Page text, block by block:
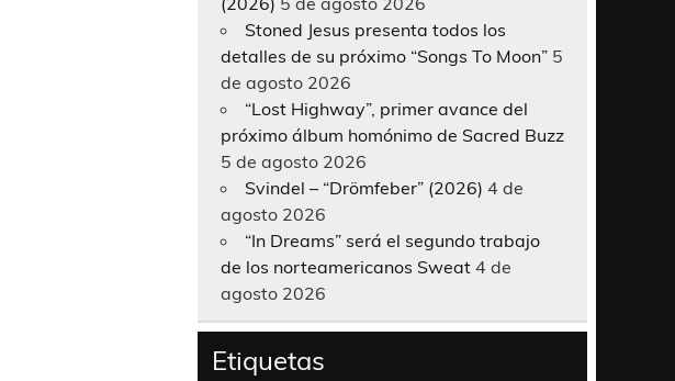
Stoned Jesus presenta todos los
detalles de su próximo “Songs To Moon” 5
de agosto 2026
“Lost Highway”, primer avance del
próximo álbum homónimo de Sacred Buzz
5 de agosto 2026
Svindel – “Drömfeber” (2026) 4 de
agosto 2026
“In Dreams” será el segundo trabajo
de los norteamericanos Sweat 4 de
agosto 2026
Etiquetas